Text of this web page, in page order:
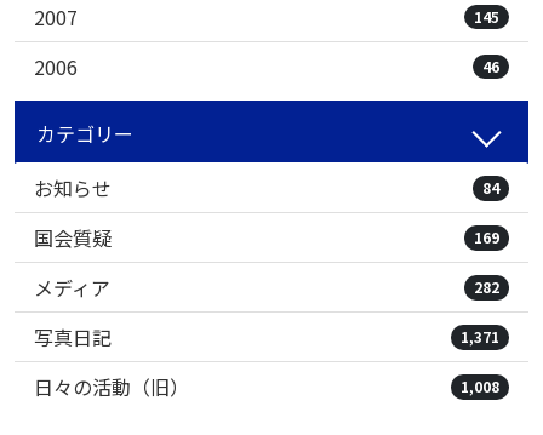
2007 145
2006 46
カテゴリー
お知らせ
84
国会質疑 169
メディア 282
写真日記 1,371
日々の活動（旧） 1,008